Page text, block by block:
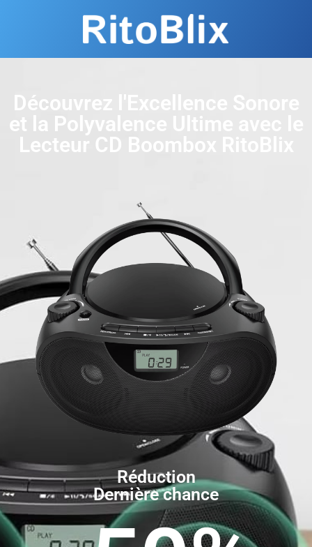
Découvrez l'Excellence Sonore
et la Polyvalence Ultime avec le
Lecteur CD Boombox RitoBlix
Réduction
Dernière chance